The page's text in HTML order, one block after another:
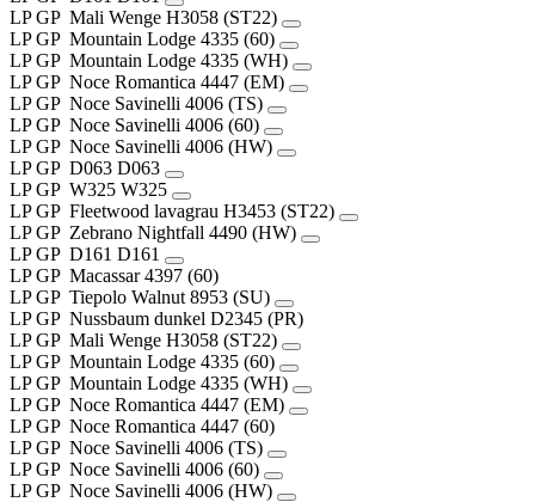
LP GP Mali Wenge H3058 (ST22)
LP GP Mountain Lodge 4335 (60)
LP GP Mountain Lodge 4335 (WH)
LP GP Noce Romantica 4447 (EM)
LP GP Noce Savinelli 4006 (TS)
LP GP Noce Savinelli 4006 (60)
LP GP Noce Savinelli 4006 (HW)
LP GP D063 D063
LP GP W325 W325
LP GP Fleetwood lavagrau H3453 (ST22)
LP GP Zebrano Nightfall 4490 (HW)
LP GP D161 D161
LP GP Macassar 4397 (60)
LP GP Tiepolo Walnut 8953 (SU)
LP GP Nussbaum dunkel D2345 (PR)
LP GP Mali Wenge H3058 (ST22)
LP GP Mountain Lodge 4335 (60)
LP GP Mountain Lodge 4335 (WH)
LP GP Noce Romantica 4447 (EM)
LP GP Noce Romantica 4447 (60)
LP GP Noce Savinelli 4006 (TS)
LP GP Noce Savinelli 4006 (60)
LP GP Noce Savinelli 4006 (HW)